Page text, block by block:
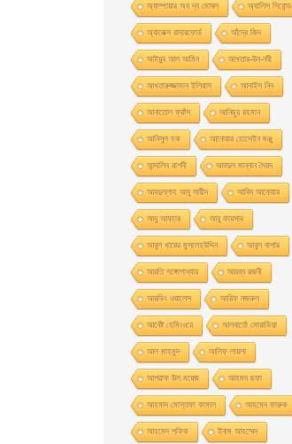
অ্যাম্পায়ার অব দ্য মােঘল অ্যালিস সিবােন্ড
অ্যালেক্স রাদারফোর্ড আঁদ্রে জিদ
আইয়ুব আল আমিন আখতার-উন-নবী
আখতারুজ্জামান ইলিয়াস আনাইস নিন
আনাতােল ফ্রাঁস আনিছুর রহমান
আনিসুল হক আনোয়ার হোসেইন মঞ্জু
আন্দালিব রাশদী আবদুল মান্নান সৈয়দ
আবদুল্লাহ আবু সায়ীদ আবিদ আনোয়ার
আবু আযহার আবু কায়সার
আবুল খায়ের মুসলেহউদ্দিন আবুল বাশার
আরতি গঙ্গোপাধ্যায় আরব্য রজনী
আরভিং ওয়ালেস আরিফ নজরুল
আর্নেষ্ট হেমিংওয়ে আলবার্তো মােরাভিয়া
আল মাহমুদ আলিফ লায়লা
আশরাফ উল ময়েজ আহমদ ছফা
আহমাদ মোস্তফা কামাল আহমেদ ফারুক
আহমেদ শফিক ইনাম আহম্মেদ